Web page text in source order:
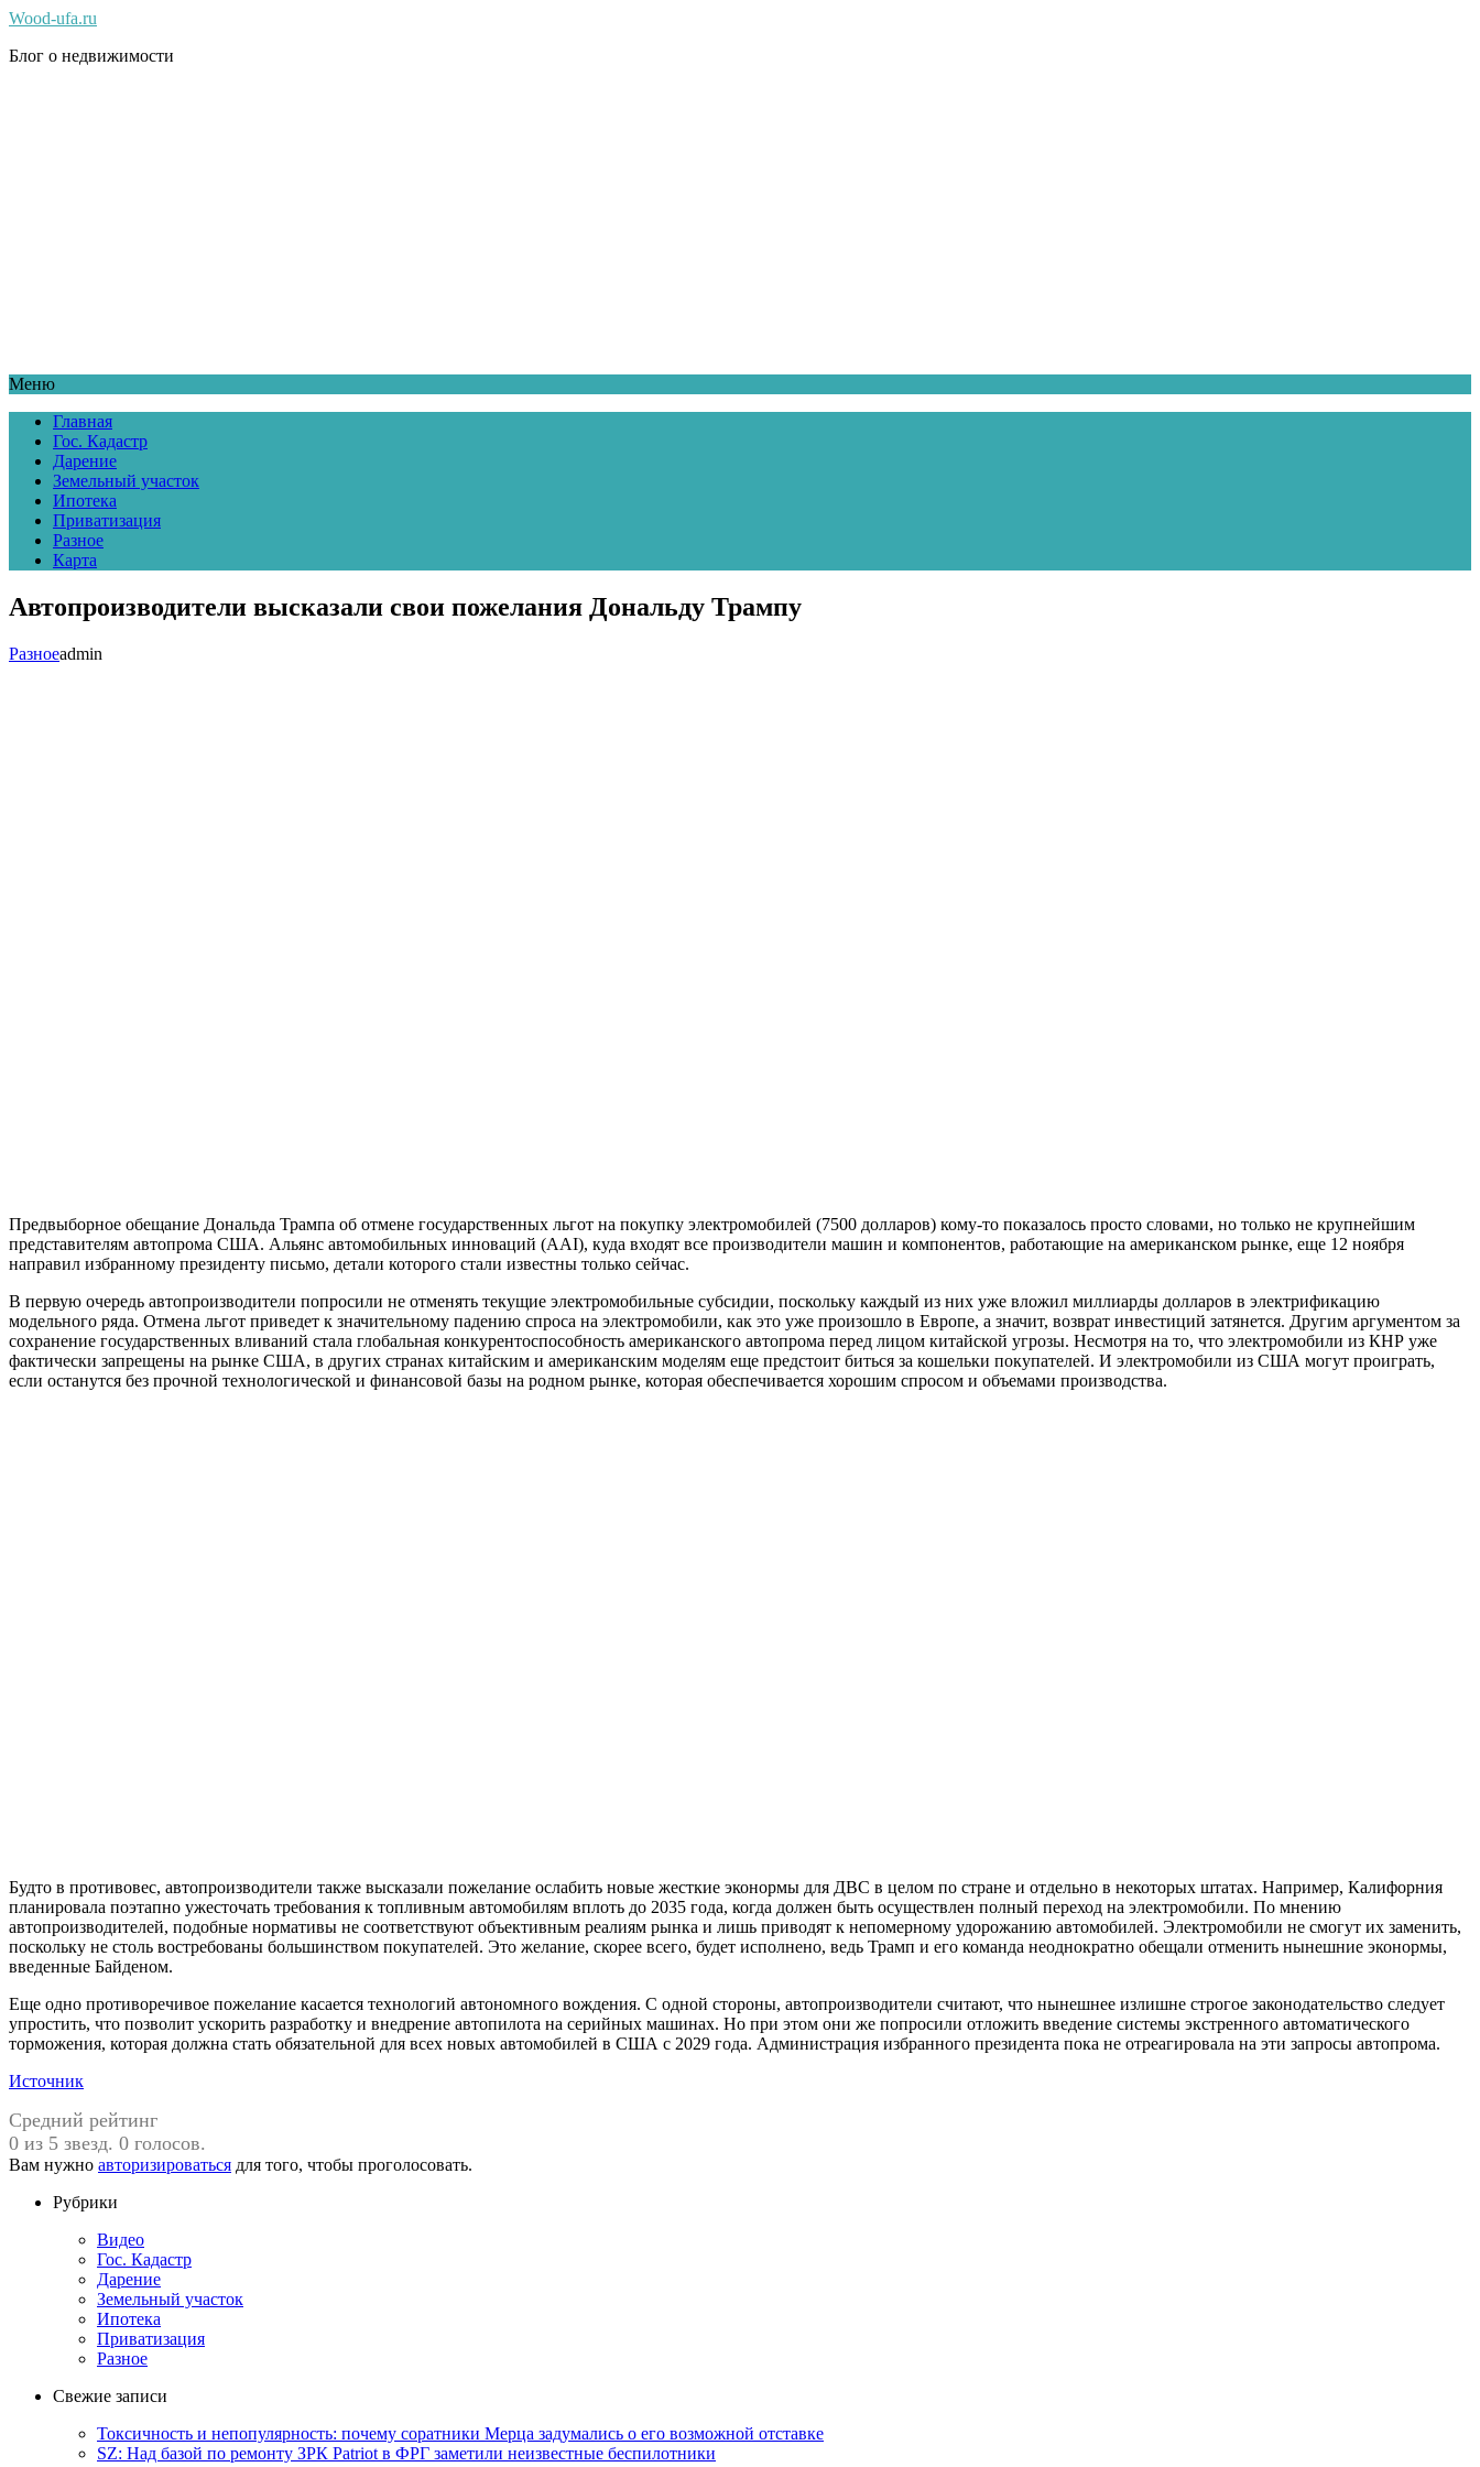
Wood-ufa.ru
Блог о недвижимости
Меню
Главная
Гос. Кадастр
Дарение
Земельный участок
Ипотека
Приватизация
Разное
Карта
Автопроизводители высказали свои пожелания Дональду Трампу
Разноеadmin
Предвыборное обещание Дональда Трампа об отмене государственных льгот на покупку электромобилей (7500 долларов) кому-то показалось просто словами, но только не крупнейшим
представителям автопрома США. Альянс автомобильных инноваций (AAI), куда входят все производители машин и компонентов, работающие на американском рынке, еще 12 ноября
направил избранному президенту письмо, детали которого стали известны только сейчас.
В первую очередь автопроизводители попросили не отменять текущие электромобильные субсидии, поскольку каждый из них уже вложил миллиарды долларов в электрификацию
модельного ряда. Отмена льгот приведет к значительному падению спроса на электромобили, как это уже произошло в Европе, а значит, возврат инвестиций затянется. Другим аргументом за
сохранение государственных вливаний стала глобальная конкурентоспособность американского автопрома перед лицом китайской угрозы. Несмотря на то, что электромобили из КНР уже
фактически запрещены на рынке США, в других странах китайским и американским моделям еще предстоит биться за кошельки покупателей. И электромобили из США могут проиграть,
если останутся без прочной технологической и финансовой базы на родном рынке, которая обеспечивается хорошим спросом и объемами производства.
Будто в противовес, автопроизводители также высказали пожелание ослабить новые жесткие эконормы для ДВС в целом по стране и отдельно в некоторых штатах. Например, Калифорния
планировала поэтапно ужесточать требования к топливным автомобилям вплоть до 2035 года, когда должен быть осуществлен полный переход на электромобили. По мнению
автопроизводителей, подобные нормативы не соответствуют объективным реалиям рынка и лишь приводят к непомерному удорожанию автомобилей. Электромобили не смогут их заменить,
поскольку не столь востребованы большинством покупателей. Это желание, скорее всего, будет исполнено, ведь Трамп и его команда неоднократно обещали отменить нынешние эконормы,
введенные Байденом.
Еще одно противоречивое пожелание касается технологий автономного вождения. С одной стороны, автопроизводители считают, что нынешнее излишне строгое законодательство следует
упростить, что позволит ускорить разработку и внедрение автопилота на серийных машинах. Но при этом они же попросили отложить введение системы экстренного автоматического
торможения, которая должна стать обязательной для всех новых автомобилей в США с 2029 года. Администрация избранного президента пока не отреагировала на эти запросы автопрома.
Источник
Средний рейтинг
0 из 5 звезд. 0 голосов.
Вам нужно авторизироваться для того, чтобы проголосовать.
Рубрики
Видео
Гос. Кадастр
Дарение
Земельный участок
Ипотека
Приватизация
Разное
Свежие записи
Токсичность и непопулярность: почему соратники Мерца задумались о его возможной отставке
SZ: Над базой по ремонту ЗРК Patriot в ФРГ заметили неизвестные беспилотники